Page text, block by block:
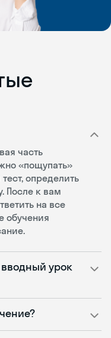
часть
«пощупать»
определить
После к вам
на все
обучения
урок